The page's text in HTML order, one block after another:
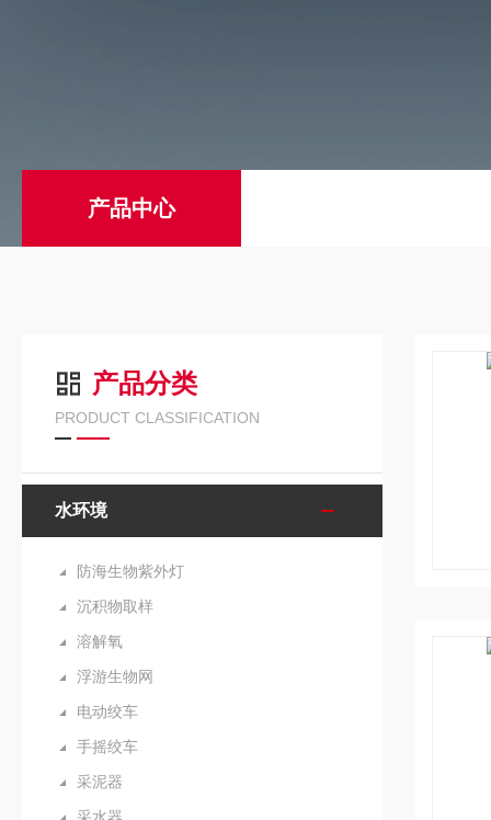
产品中心
产品分类
PRODUCT CLASSIFICATION
水环境
防海生物紫外灯
沉积物取样
溶解氧
浮游生物网
电动绞车
手摇绞车
采泥器